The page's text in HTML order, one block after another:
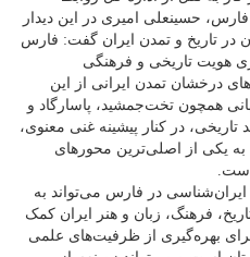
حسینعلی امیری در این دیدار
در تاریخ و تمدن ایران گفت: فارس
هویت تاریخی و فرهنگی
درخشان تمدن ایرانی از این
همچون تخت‌جمشید، پاسارگاد و
در کنار پیشینه غنی معنوی،
یکی از اصلی‌ترین محورهای
ایران‌شناسی در فارس می‌تواند به
فرهنگ، زبان و هنر ایران کمک
بهره‌گیری از ظرفیت‌های علمی